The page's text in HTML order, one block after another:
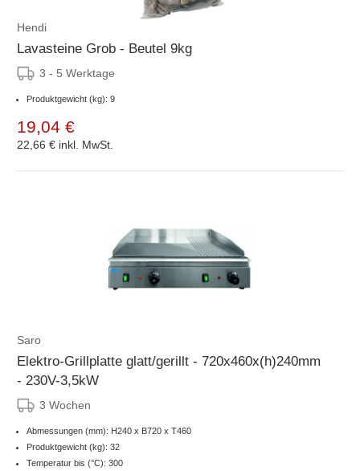
Hendi
Lavasteine Grob - Beutel 9kg
3 - 5 Werktage
Produktgewicht (kg): 9
19,04 €
22,66 € inkl. MwSt.
Saro
Elektro-Grillplatte glatt/gerillt - 720x460x(h)240mm
- 230V-3,5kW
3 Wochen
Abmessungen (mm): H240 x B720 x T460
Produktgewicht (kg): 32
Temperatur bis (°C): 300